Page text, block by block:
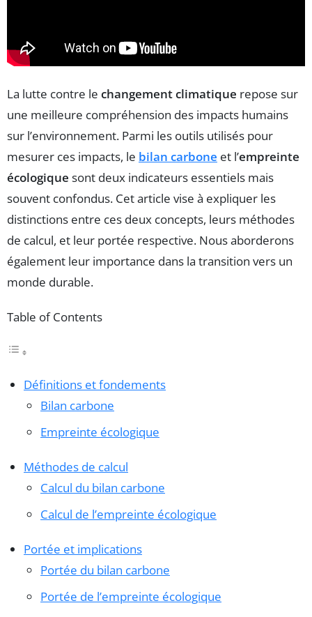
La lutte contre le changement climatique repose sur
une meilleure compréhension des impacts humains
sur l’environnement. Parmi les outils utilisés pour
mesurer ces impacts, le bilan carbone et l’empreinte
écologique sont deux indicateurs essentiels mais
souvent confondus. Cet article vise à expliquer les
distinctions entre ces deux concepts, leurs méthodes
de calcul, et leur portée respective. Nous aborderons
également leur importance dans la transition vers un
monde durable.
Table of Contents
Définitions et fondements
Bilan carbone
Empreinte écologique
Méthodes de calcul
Calcul du bilan carbone
Calcul de l’empreinte écologique
Portée et implications
Portée du bilan carbone
Portée de l’empreinte écologique